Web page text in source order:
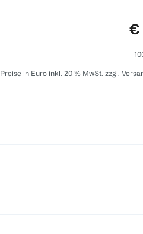
€
Preise in Euro inkl. 20 % MwSt. zzgl.